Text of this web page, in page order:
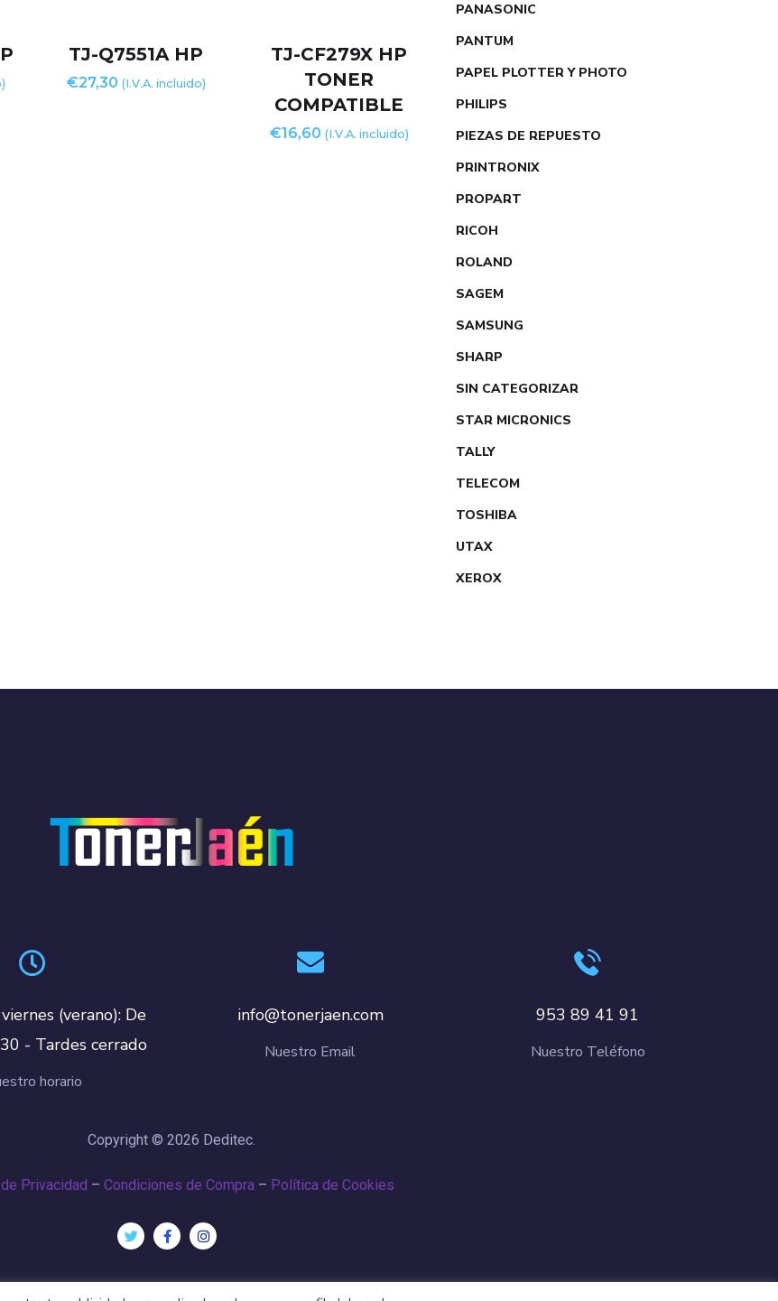
TJ-Q7551A HP
€27,30 (I.V.A. incluido)
TJ-CF279X HP
TONER
COMPATIBLE
€16,60 (I.V.A. incluido)
PANASONIC
PANTUM
PAPEL PLOTTER Y PHOTO
PHILIPS
PIEZAS DE REPUESTO
PRINTRONIX
PROPART
RICOH
ROLAND
SAGEM
SAMSUNG
SHARP
SIN CATEGORIZAR
STAR MICRONICS
TALLY
TELECOM
TOSHIBA
UTAX
XEROX
(verano): De
- Tardes cerrado
horario
info@tonerjaen.com
Nuestro Email
953 89 41 91
Nuestro Teléfono
Copyright © 2026 Deditec.
Privacidad – Condiciones de Compra– Política de Cookies